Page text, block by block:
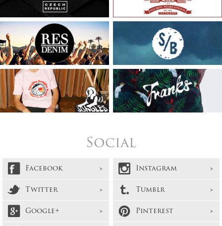
Social
Facebook
Instagram
Twitter
Tumblr
Google+
Pinterest